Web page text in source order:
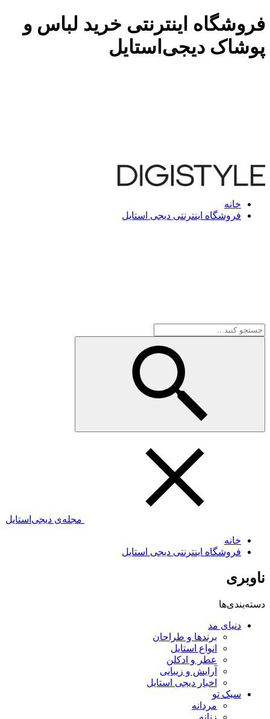
فروشگاه اینترنتی خرید لباس و
پوشاک دیجی‌استایل
خانه
فروشگاه اینترنتی دیجی استایل
مجله‌ی دیجی‌استایل
خانه
فروشگاه اینترنتی دیجی استایل
ناوبری
دسته‌بندی‌ها
دنیای مد
برندها و طراحان
انواع استایل
عطر و ادکلن
آرایش و زیبایی
اخبار دیجی استایل
سبک تو
مردانه
زنانه